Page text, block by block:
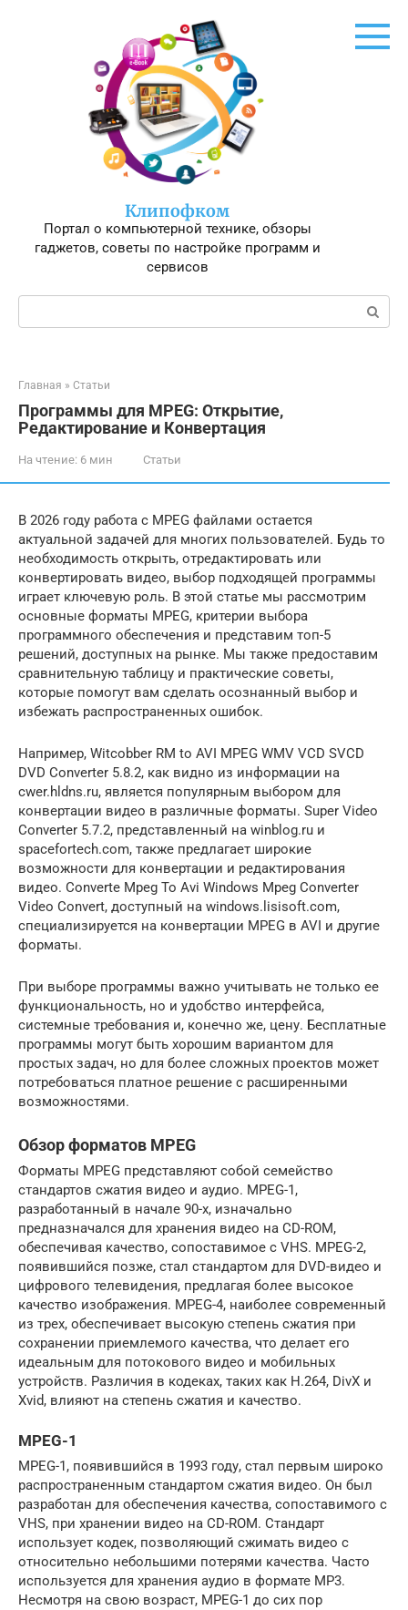
Клипофком
Портал о компьютерной технике, обзоры
гаджетов, советы по настройке программ и
сервисов
Поиск:
Главная » Статьи
Программы для MPEG: Открытие,
Редактирование и Конвертация
На чтение: 6 мин Статьи
В 2026 году работа с MPEG файлами остается
актуальной задачей для многих пользователей. Будь то
необходимость открыть, отредактировать или
конвертировать видео, выбор подходящей программы
играет ключевую роль. В этой статье мы рассмотрим
основные форматы MPEG, критерии выбора
программного обеспечения и представим топ-5
решений, доступных на рынке. Мы также предоставим
сравнительную таблицу и практические советы,
которые помогут вам сделать осознанный выбор и
избежать распространенных ошибок.
Например, Witcobber RM to AVI MPEG WMV VCD SVCD
DVD Converter 5.8.2, как видно из информации на
cwer.hldns.ru, является популярным выбором для
конвертации видео в различные форматы. Super Video
Converter 5.7.2, представленный на winblog.ru и
spacefortech.com, также предлагает широкие
возможности для конвертации и редактирования
видео. Converte Mpeg To Avi Windows Mpeg Converter
Video Convert, доступный на windows.lisisoft.com,
специализируется на конвертации MPEG в AVI и другие
форматы.
При выборе программы важно учитывать не только ее
функциональность, но и удобство интерфейса,
системные требования и, конечно же, цену. Бесплатные
программы могут быть хорошим вариантом для
простых задач, но для более сложных проектов может
потребоваться платное решение с расширенными
возможностями.
Обзор форматов MPEG
Форматы MPEG представляют собой семейство
стандартов сжатия видео и аудио. MPEG-1,
разработанный в начале 90-х, изначально
предназначался для хранения видео на CD-ROM,
обеспечивая качество, сопоставимое с VHS. MPEG-2,
появившийся позже, стал стандартом для DVD-видео и
цифрового телевидения, предлагая более высокое
качество изображения. MPEG-4, наиболее современный
из трех, обеспечивает высокую степень сжатия при
сохранении приемлемого качества, что делает его
идеальным для потокового видео и мобильных
устройств. Различия в кодеках, таких как H.264, DivX и
Xvid, влияют на степень сжатия и качество.
MPEG-1
MPEG-1, появившийся в 1993 году, стал первым широко
распространенным стандартом сжатия видео. Он был
разработан для обеспечения качества, сопоставимого с
VHS, при хранении видео на CD-ROM. Стандарт
использует кодек, позволяющий сжимать видео с
относительно небольшими потерями качества. Часто
используется для хранения аудио в формате MP3.
Несмотря на свою возраст, MPEG-1 до сих пор